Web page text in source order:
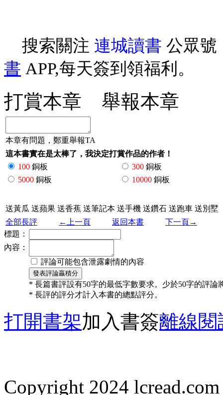
搜索關注 連城讀書 公眾號
書 APP,每天簽到領福利。
打賞本章 舉報本章
本章有問題，鄭重舉報TA
這本書實在是太棒了，我決定打賞作品的作者！
100 銅板 300 銅板
5000 銅板 10000 銅板
送黃瓜 送蘋果 送香蕉 送筆記本 送手機 送鑽石 送跑車 送別墅
全部長評
←上一頁 返回本書
下一頁→
標題：
內容：
評論可能包含泄露劇情的內容
* 長篇書評設有50字的最低字數要求。少於50字的評論
* 長評的評分才計入本書的總點評分。
打開書架加入書簽離線閱
Copyright 2024